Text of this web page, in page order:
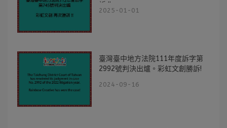
訴 !!
2025-01-01
臺灣臺中地方法院111年度訴字第
2992號判決出爐。彩虹文創勝訴!
2024-09-16